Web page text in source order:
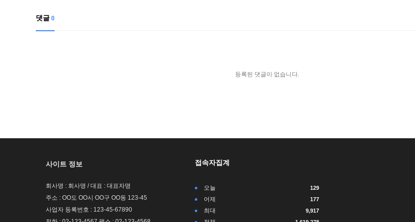
댓글 0
등록된 댓글이 없습니다.
사이트 정보
회사명 : 회사명 / 대표 : 대표자명
주소 : OO도 OO시 OO구 OO동 123-45
사업자 등록번호 : 123-45-67890
접속자집계
오늘 129
어제 177
최대 9,917